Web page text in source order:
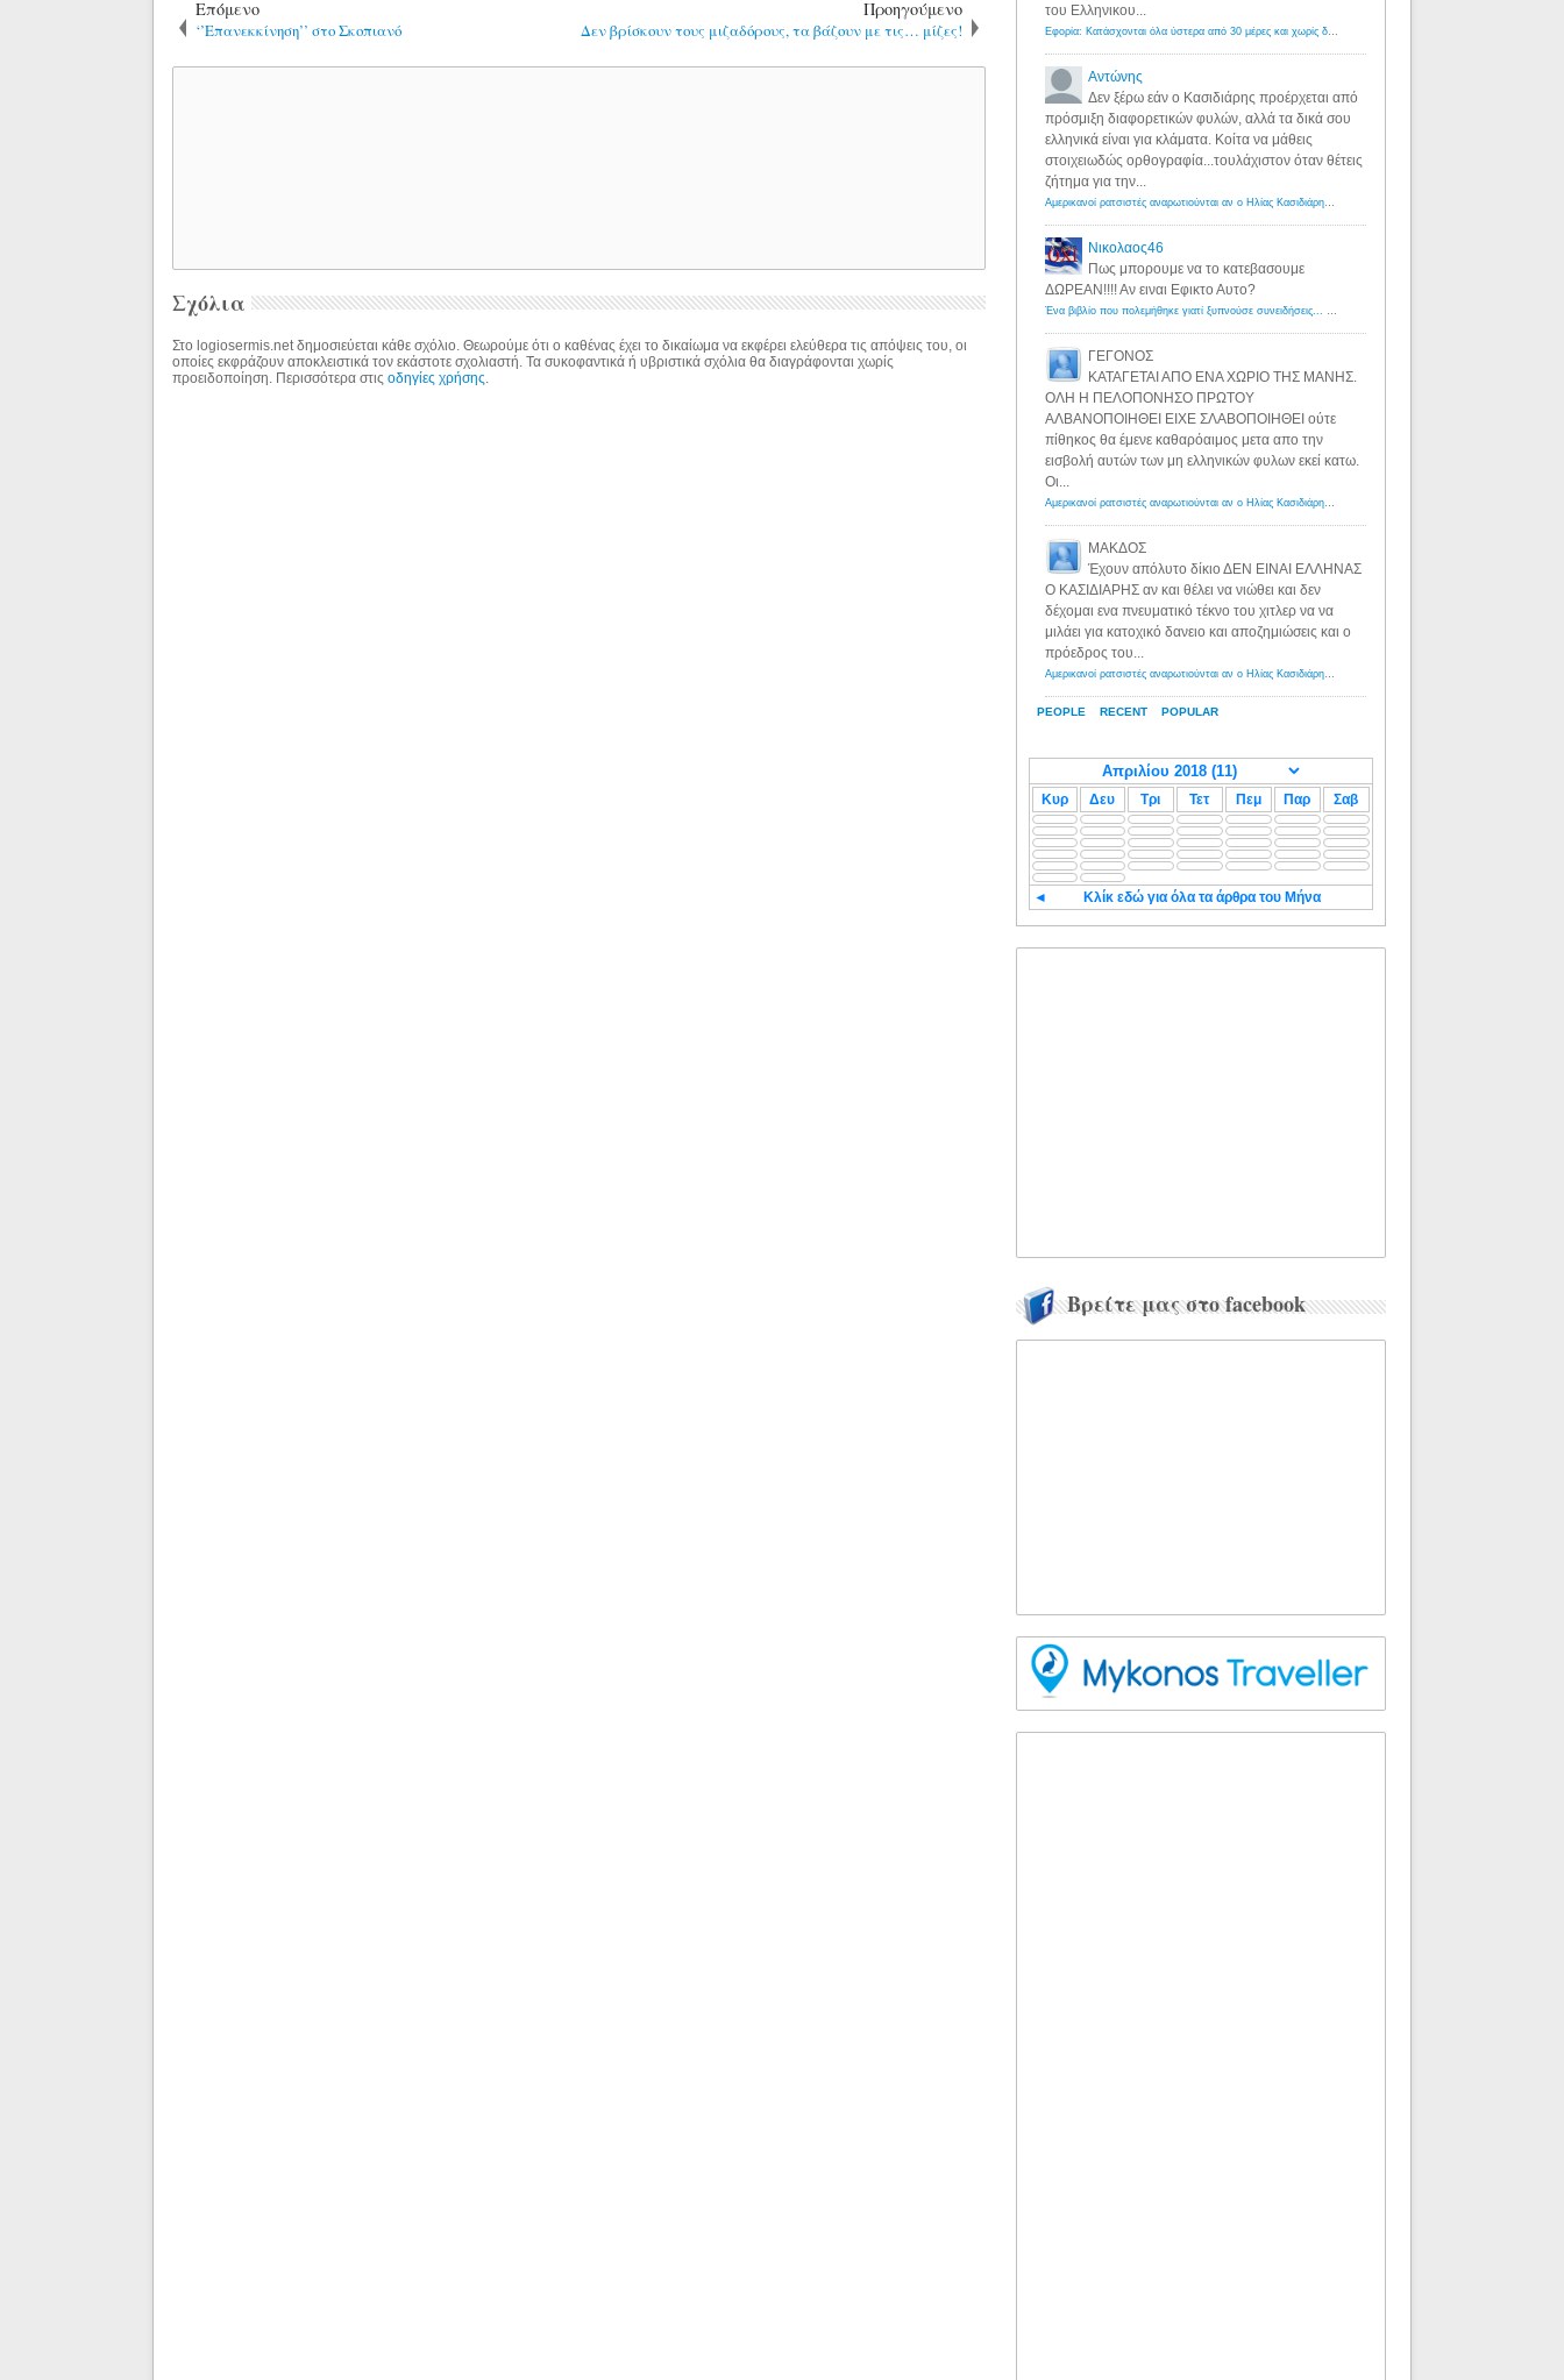
Επόμενο
‘’Επανεκκίνηση’’ στο Σκοπιανό
Προηγούμενο
Δεν βρίσκουν τους μιζαδόρους, τα βάζουν με τις… μίζες!
Σχόλια
Στο logiosermis.net δημοσιεύεται κάθε σχόλιο. Θεωρούμε ότι ο καθένας έχει το δικαίωμα να εκφέρει ελεύθερα τις απόψεις του, οι
οποίες εκφράζουν αποκλειστικά τον εκάστοτε σχολιαστή. Τα συκοφαντικά ή υβριστικά σχόλια θα διαγράφονται χωρίς
προειδοποίηση. Περισσότερα στιςοδηγίες χρήσης
PEOPLE RECENT POPULAR
του Ελληνικου...
Εφορία: Κατάσχονται όλα ύστερα από 30 μέρες και χωρίς δικαστικές αποφάσεις - Λόγιος Ερμής
Αντώνης
Δεν ξέρω εάν ο Κασιδιάρης προέρχεται από
πρόσμιξη διαφορετικών φυλών, αλλά τα δικά σου
ελληνικά είναι για κλάματα. Κοίτα να μάθεις
στοιχειωδώς ορθογραφία...τουλάχιστον όταν θέτεις
ζήτημα για την...
Αμερικανοί ρατσιστές αναρωτιούνται αν ο Ηλίας Κασιδιάρης ανήκει στη λευκή φυλή... - Λόγιος Ερμής
Νικολαος46
Πως μπορουμε να το κατεβασουμε
ΔΩΡΕΑΝ!!!! Αν ειναι Εφικτο Αυτο?
Ένα βιβλίο που πολεμήθηκε γιατί ξυπνούσε συνειδήσεις... - Λόγιος Ερμής | Η γνώση ξεκινάει με την αναζήτηση...
ΓΕΓΟΝΟΣ
ΚΑΤΑΓΕΤΑΙ ΑΠΟ ΕΝΑ ΧΩΡΙΟ ΤΗΣ ΜΑΝΗΣ.
ΟΛΗ Η ΠΕΛΟΠΟΝΗΣΟ ΠΡΩΤΟΥ
ΑΛΒΑΝΟΠΟΙΗΘΕΙ ΕΙΧΕ ΣΛΑΒΟΠΟΙΗΘΕΙ ούτε
πίθηκος θα έμενε καθαρόαιμος μετα απο την
εισβολή αυτών των μη ελληνικών φυλων εκεί κατω.
Οι...
Αμερικανοί ρατσιστές αναρωτιούνται αν ο Ηλίας Κασιδιάρης ανήκει στη λευκή φυλή... - Λόγιος Ερμής
ΜΑΚΔΟΣ
Έχουν απόλυτο δίκιο ΔΕΝ ΕΙΝΑΙ ΕΛΛΗΝΑΣ
Ο ΚΑΣΙΔΙΑΡΗΣ αν και θέλει να νιώθει και δεν
δέχομαι ενα πνευματικό τέκνο του χιτλερ να να
μιλάει για κατοχικό δανειο και αποζημιώσεις και ο
πρόεδρος του...
Αμερικανοί ρατσιστές αναρωτιούνται αν ο Ηλίας Κασιδιάρης ανήκει στη λευκή φυλή... - Λόγιος Ερμής
Κυρ Δευ Τρι Τετ Πεμ Παρ Σαβ
◄ Κλίκ εδώ για όλα τα άρθρα του Μήνα
Βρείτε μας στο facebook